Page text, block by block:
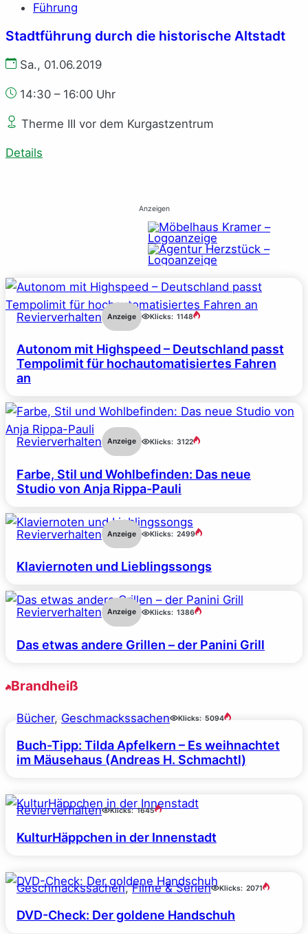
Führung
Stadtführung durch die historische Altstadt
Sa., 01.06.2019
14:30 – 16:00 Uhr
Therme III vor dem Kurgastzentrum
Details
Anzeigen
Revierverhalten Anzeige Klicks: 1148
Autonom mit Highspeed – Deutschland passt
Tempolimit für hochautomatisiertes Fahren
an
Revierverhalten Anzeige Klicks: 3122
Farbe, Stil und Wohlbefinden: Das neue
Studio von Anja Rippa-Pauli
Revierverhalten Anzeige Klicks: 2499
Klaviernoten und Lieblingssongs
Revierverhalten Anzeige Klicks: 1386
Das etwas andere Grillen – der Panini Grill
Brandheiß
Bücher, Geschmackssachen Klicks: 5094
Buch-Tipp: Tilda Apfelkern – Es weihnachtet
im Mäusehaus (Andreas H. Schmachtl)
Revierverhalten Klicks: 1645
KulturHäppchen in der Innenstadt
Geschmackssachen, Filme & Serien Klicks: 2071
DVD-Check: Der goldene Handschuh